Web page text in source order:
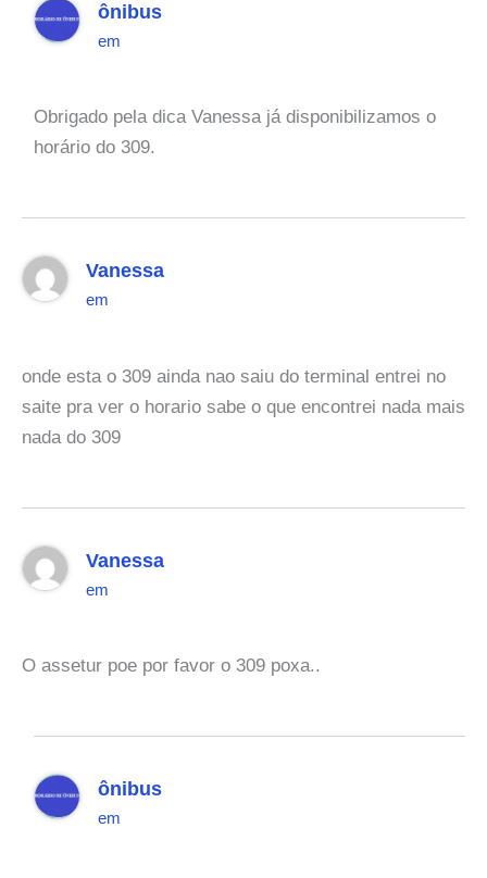
ônibus
em
Obrigado pela dica Vanessa já disponibilizamos o
horário do 309.
Vanessa
em
onde esta o 309 ainda nao saiu do terminal entrei no
saite pra ver o horario sabe o que encontrei nada mais
nada do 309
Vanessa
em
O assetur poe por favor o 309 poxa..
ônibus
em